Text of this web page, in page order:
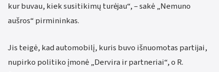
kur buvau, kiek susitikimų turėjau“, – sakė „Nemuno
aušros“ pirmininkas.
Jis teigė, kad automobilį, kuris buvo išnuomotas partijai,
nupirko politiko įmonė „Dervira ir partneriai“, o R.